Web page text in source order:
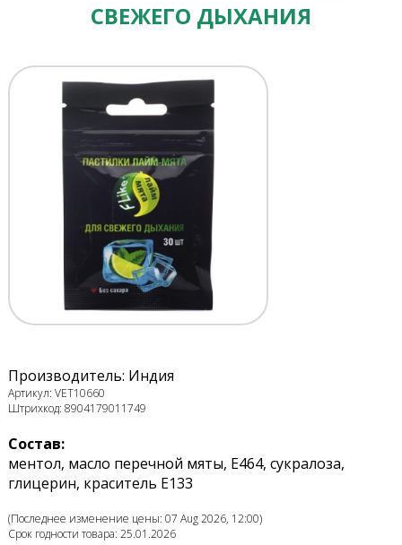
СВЕЖЕГО ДЫХАНИЯ
Производитель: Индия
Артикул: VET10660
Штрихкод: 8904179011749
Состав:
ментол, масло перечной мяты, Е464, сукралоза,
глицерин, краситель Е133
(Последнее изменение цены: 07 Aug 2026, 12:00)
Срок годности товара: 25.01.2026